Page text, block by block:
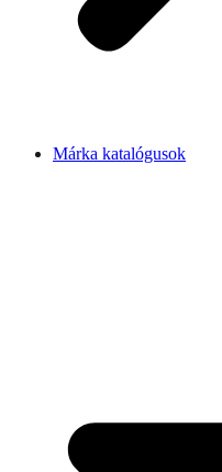
Márka katalógusok